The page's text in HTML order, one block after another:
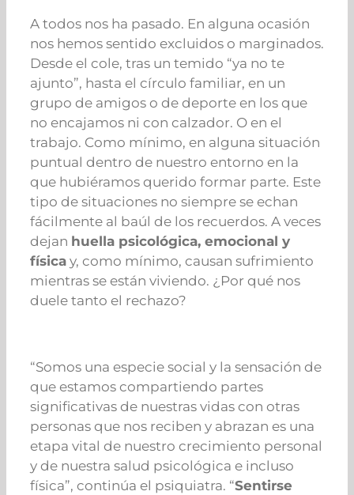
A todos nos ha pasado. En alguna ocasión
nos hemos sentido excluidos o marginados.
Desde el cole, tras un temido “ya no te
ajunto”, hasta el círculo familiar, en un
grupo de amigos o de deporte en los que
no encajamos ni con calzador. O en el
trabajo. Como mínimo, en alguna situación
puntual dentro de nuestro entorno en la
que hubiéramos querido formar parte. Este
tipo de situaciones no siempre se echan
fácilmente al baúl de los recuerdos. A veces
dejan huella psicológica, emocional y
física y, como mínimo, causan sufrimiento
mientras se están viviendo. ¿Por qué nos
duele tanto el rechazo?
“Somos una especie social y la sensación de
que estamos compartiendo partes
significativas de nuestras vidas con otras
personas que nos reciben y abrazan es una
etapa vital de nuestro crecimiento personal
y de nuestra salud psicológica e incluso
física”, continúa el psiquiatra. “Sentirse